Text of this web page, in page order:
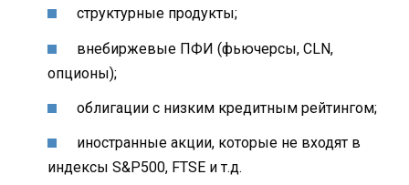
структурные продукты;
внебиржевые ПФИ (фьючерсы, CLN,
опционы);
облигации с низким кредитным рейтингом;
иностранные акции, которые не входят в
индексы S&P500, FTSE и т.д.